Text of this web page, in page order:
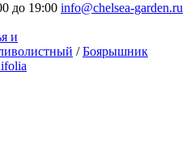
до 19:00 info@chelsea-garden.ru
и
/Боярышник